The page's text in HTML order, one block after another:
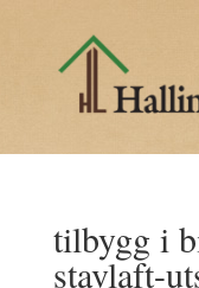
tilbygg i
stavlaft-